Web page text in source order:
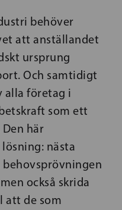
behöver
att anställandet
ursprung
Och samtidigt
alla företag i
som ett
här
nästa
också skrida
att de som